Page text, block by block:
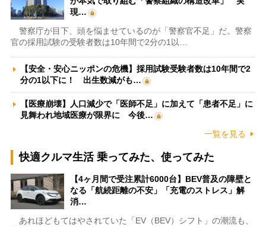
現…
警察庁が目下、頭を悩ませているのが「警察官不足」だ。警察
官の採用試験の受験者数は10年間で2分の1以…
【安全・安心ニッポンの危機】採用試験受験者数は10年間で2
分の1以下に！ 出生数減がも…
【医療崩壊】人口減少で「医師不足」に加えて「患者不足」に
見舞われ地域医療が限界に 今後…
一覧を見る
快適クルマ生活 乗ってみた、使ってみた
【4ヶ月間で受注累計6000台】BEV普及の障壁と
なる「航続距離の不安」「充電のストレス」解
消…
あれほどもてはやされていた「EV（BEV）シフト」の潮流も、